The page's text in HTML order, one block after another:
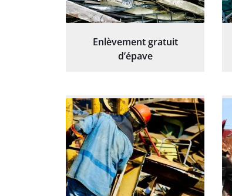
Enlèvement gratuit
d’épave